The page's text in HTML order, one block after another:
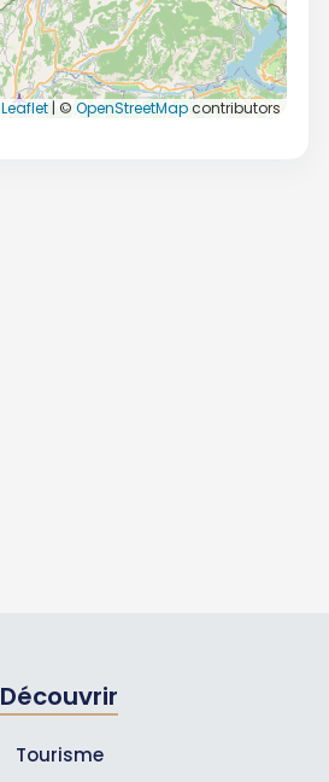
Leaflet | © OpenStreetMapcontributors
Découvrir
Tourisme